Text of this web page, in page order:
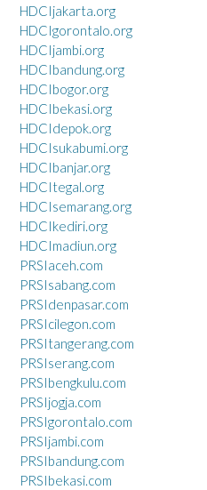
HDCIjakarta.org
HDCIgorontalo.org
HDCIjambi.org
HDCIbandung.org
HDCIbogor.org
HDCIbekasi.org
HDCIdepok.org
HDCIsukabumi.org
HDCIbanjar.org
HDCItegal.org
HDCIsemarang.org
HDCIkediri.org
HDCImadiun.org
PRSIaceh.com
PRSIsabang.com
PRSIdenpasar.com
PRSIcilegon.com
PRSItangerang.com
PRSIserang.com
PRSIbengkulu.com
PRSIjogja.com
PRSIgorontalo.com
PRSIjambi.com
PRSIbandung.com
PRSIbekasi.com